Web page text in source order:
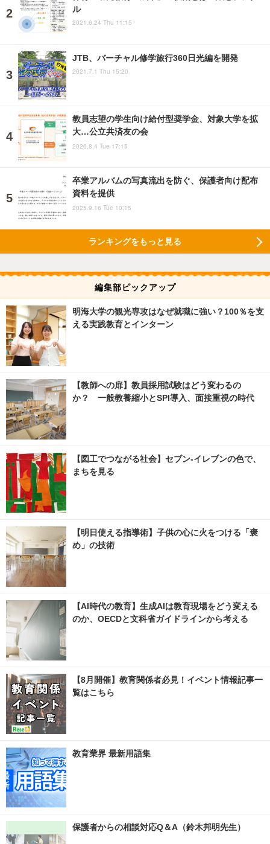
ル
2021.6.24 Thu 11:15
JTB、バーチャル修学旅行360日光編を開発
2021.7.1 Thu 15:20
教員志望の学生向け給付型奨学金、対象大学を拡
大…公立共済友の会
2026.8.4 Tue 17:15
卒業アルバムの写真流出を防ぐ、保護者向け配布
資料を提供
2025.9.16 Tue 10:15
ランキングをもっと見る
編集部ピックアップ
明海大学の観光専攻はなぜ就職に強い？100％を支
える実践教育とインターン
【教師への扉】教員採用試験はどう変わるの
か？ 一般教養縮小とSPI導入、面接重視の時代
【図工でつながる社会】セブン‐イレブンの色で、
まちを見る
【明日使える指導術】子供の心に火をつける「褒
め」の技術
【AI時代の教育】生成AIは教育現場をどう変える
のか、OECDと文科省ガイドラインから考える
【8月開催】教育関係者必見！イベント情報記事一
覧はこちら
教育業界 最新用語集
保護者からの相談対応Q＆A（鈴木邦明先生）